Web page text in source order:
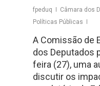
fpeduq Câmara dos
Políticas Públicas
A Comissão de
dos Deputados
feira (27), uma
discutir os